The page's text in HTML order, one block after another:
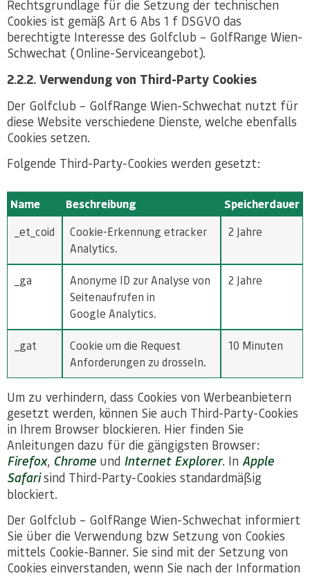
Rechtsgrundlage für die Setzung der technischen
Cookies ist gemäß Art 6 Abs 1 f DSGVO das
berechtigte Interesse des Golfclub – GolfRange Wien-
Schwechat (Online-Serviceangebot).
2.2.2. Verwendung von Third-Party Cookies
Der Golfclub – GolfRange Wien-Schwechat nutzt für
diese Website verschiedene Dienste, welche ebenfalls
Cookies setzen.
Folgende Third-Party-Cookies werden gesetzt:
Name Beschreibung
Speicherdauer
_et_coid
Cookie-Erkennung etracker
Analytics.
2 Jahre
_ga
Anonyme ID zur Analyse von
Seitenaufrufen in
Google Analytics.
2 Jahre
_gat
Cookie um die Request
Anforderungen zu drosseln.
10 Minuten
Um zu verhindern, dass Cookies von Werbeanbietern
gesetzt werden, können Sie auch Third-Party-Cookies
in Ihrem Browser blockieren. Hier finden Sie
Anleitungen dazu für die gängigsten Browser:
Firefox, Chrome und Internet Explorer. In Apple
Safarisind Third-Party-Cookies standardmäßig
blockiert.
Der Golfclub – GolfRange Wien-Schwechat informiert
Sie über die Verwendung bzw Setzung von Cookies
mittels Cookie-Banner. Sie sind mit der Setzung von
Cookies einverstanden, wenn Sie nach der Information